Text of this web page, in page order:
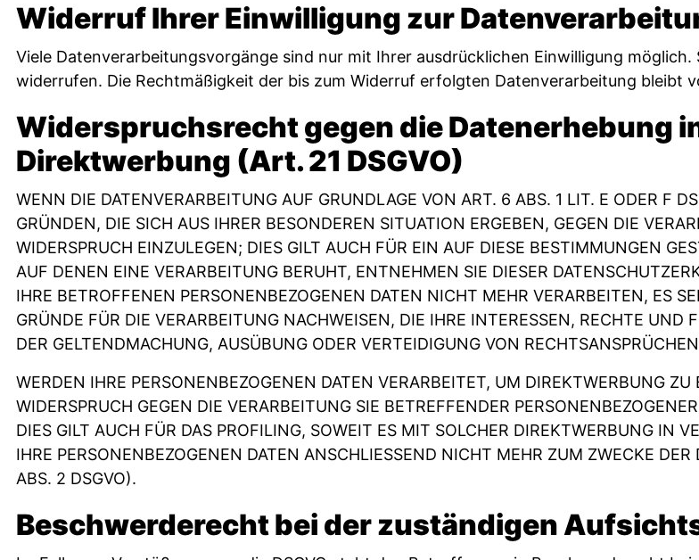
Widerruf Ihrer Einwilligung zur
Viele Datenverarbeitungsvorgänge sind nur mit Ihrer ausdrücklichen Einwilligung
widerrufen. Die Rechtmäßigkeit der bis zum Widerruf erfolgten Datenverarbeitung bleibt
Widerspruchsrecht gegen die Datenerhebung
Direktwerbung (Art. 21 DSGVO)
WENN DIE DATENVERARBEITUNG AUF GRUNDLAGE VON ART. 6 ABS. 1 LIT. E ODER F
GRÜNDEN, DIE SICH AUS IHRER BESONDEREN SITUATION ERGEBEN, GEGEN DIE
WIDERSPRUCH EINZULEGEN; DIES GILT AUCH FÜR EIN AUF DIESE BESTIMMUNGEN
AUF DENEN EINE VERARBEITUNG BERUHT, ENTNEHMEN SIE DIESER
IHRE BETROFFENEN PERSONENBEZOGENEN DATEN NICHT MEHR VERARBEITEN, ES
GRÜNDE FÜR DIE VERARBEITUNG NACHWEISEN, DIE IHRE INTERESSEN, RECHTE UND
DER GELTENDMACHUNG, AUSÜBUNG ODER VERTEIDIGUNG VON
WERDEN IHRE PERSONENBEZOGENEN DATEN VERARBEITET, UM DIREKTWERBUNG
WIDERSPRUCH GEGEN DIE VERARBEITUNG SIE BETREFFENDER
DIES GILT AUCH FÜR DAS PROFILING, SOWEIT ES MIT SOLCHER DIREKTWERBUNG IN
IHRE PERSONENBEZOGENEN DATEN ANSCHLIESSEND NICHT MEHR ZUM ZWECKE
ABS. 2 DSGVO).
Beschwerde­recht bei der zuständigen